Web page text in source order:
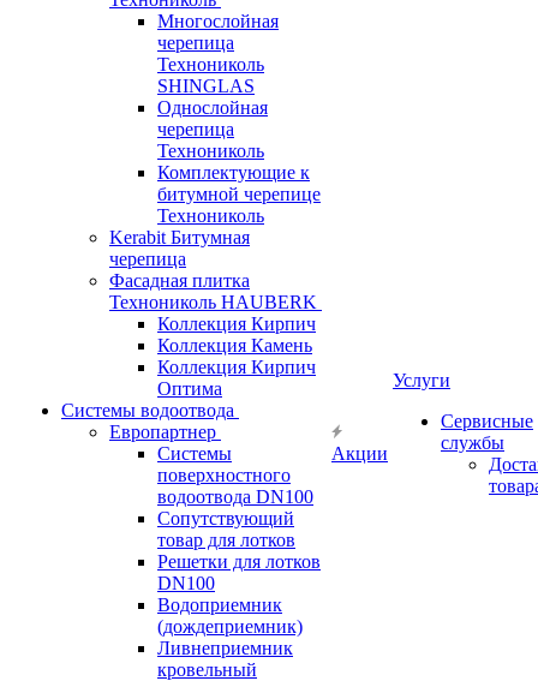
Многослойная
черепица
Технониколь
SHINGLAS
Однослойная
черепица
Технониколь
Комплектующие к
битумной черепице
Технониколь
Kerabit Битумная
черепица
Фасадная плитка
Технониколь HAUBERK
Кол​лекция Кирпич
Кол​лекция Камень
Коллекция Кирпич
Оптима
Системы водоотвода
Европартнер
Системы
поверхностного
водоотвода DN100
Сопутствующий
товар для лотков
Решетки для лотков
DN100
Водоприемник
(дождеприемник)
Ливнеприемник
кровельный
Акции
Услуги
Сервисные
службы